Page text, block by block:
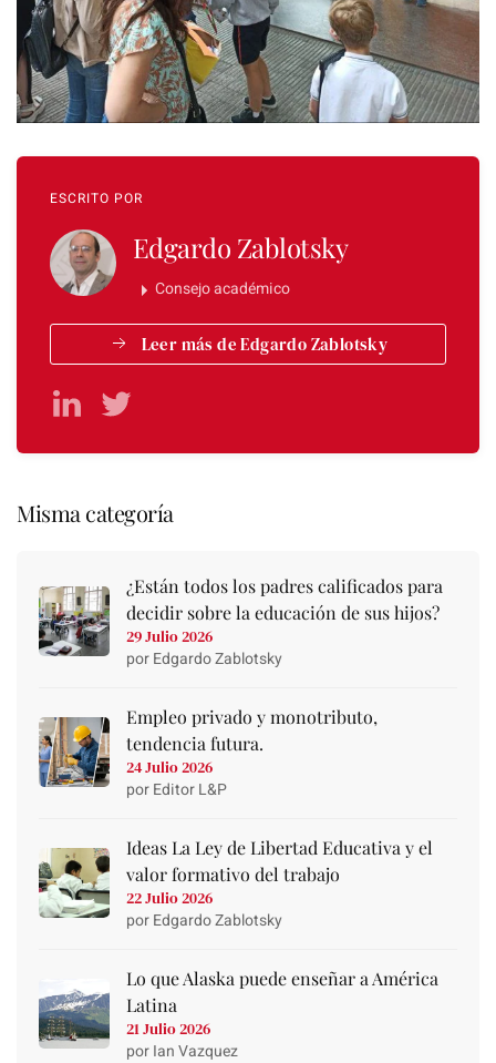
ESCRITO POR
Edgardo Zablotsky
Consejo académico
Leer más de Edgardo Zablotsky
Misma categoría
¿Están todos los padres calificados para
decidir sobre la educación de sus hijos?
29 Julio 2026
por Edgardo Zablotsky
Empleo privado y monotributo,
tendencia futura.
24 Julio 2026
por Editor L&P
Ideas La Ley de Libertad Educativa y el
valor formativo del trabajo
22 Julio 2026
por Edgardo Zablotsky
Lo que Alaska puede enseñar a América
Latina
21 Julio 2026
por Ian Vazquez